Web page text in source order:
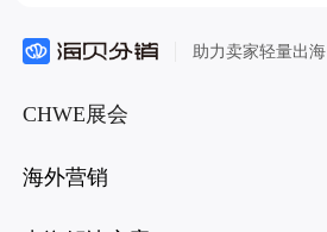
助力卖家轻量出海
CHWE展会
海外营销